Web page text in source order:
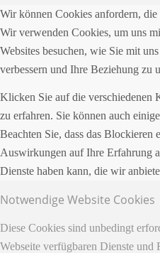
Wir können Cookies anfordern,
Wir verwenden Cookies, um uns
Websites besuchen, wie Sie mit
verbessern und Ihre Beziehung zu
Klicken Sie auf die verschiedenen
zu erfahren. Sie können auch
Beachten Sie, dass das
Auswirkungen auf Ihre Erfahrung
Dienste haben kann, die wir
Notwendige Website Cookies
Diese Cookies sind unbedingt
Webseite verfügbaren Dienste